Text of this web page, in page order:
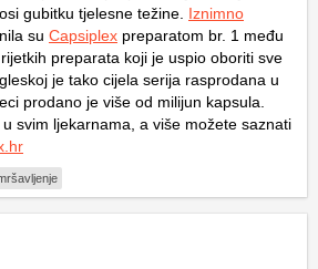
gubitku tjelesne težine. Iznimno
su Capsiplex preparatom br. 1 među
preparata koji je uspio oboriti sve
je tako cijela serija rasprodana u
prodano je više od milijun kapsula.
svim ljekarnama, a više možete saznati